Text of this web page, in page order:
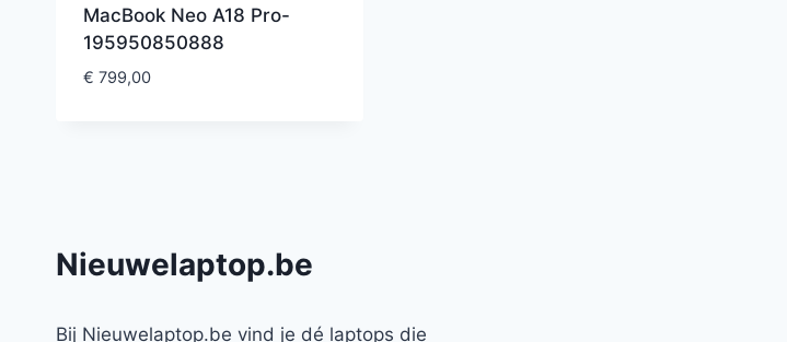
MacBook Neo A18 Pro-
195950850888
€ 799,00
Nieuwelaptop.be
Bij Nieuwelaptop.be vind je dé laptops die